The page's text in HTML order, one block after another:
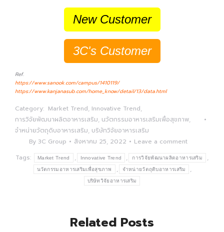
New Customer
3C's Customer
Ref.
https://www.sanook.com/campus/1410119/
https://www.kanjanasub.com/home_know/detail/13/data.html
Category: Market Trend Innovative Trend
การวิจัยพัฒนาผลิตอาหารเสริม นวัตกรรมอาหารเสริมเพื่อสุขภาพ
จำหน่ายวัตถุดิบอาหารเสริม บริษัทวิจัยอาหารเสริม
By 3C Group สิงหาคม 25, 2022
Leave a comment
Tags:
Market Trend , Innovative Trend , การวิจัยพัฒนาผลิตอาหารเสริม ,
นวัตกรรมอาหารเสริมเพื่อสุขภาพ , จำหน่ายวัตถุดิบอาหารเสริม ,
บริษัทวิจัยอาหารเสริม
Related Posts